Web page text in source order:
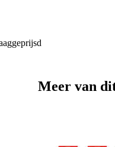
Meer van